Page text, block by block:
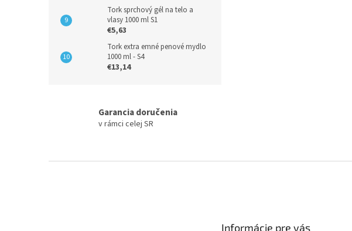
Tork sprchový gél na telo a
vlasy 1000 ml S1
€5,63
Tork extra emné penové mydlo
1000 ml - S4
€13,14
Garancia doručenia
v rámci celej SR
Informácie pre vás